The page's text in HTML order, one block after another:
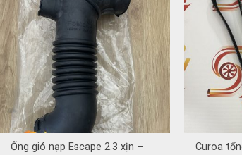
Ống gió nạp Escape 2.3 xịn –
Curoa